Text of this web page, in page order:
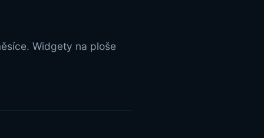
Widgety na ploše